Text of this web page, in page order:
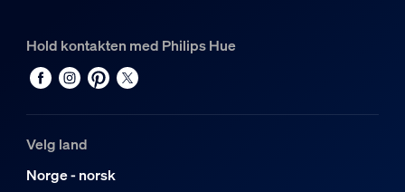
Hold kontakten med Philips Hue
Velg land
Norge - norsk